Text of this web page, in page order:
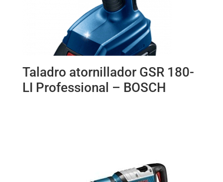
Taladro atornillador GSR 180-
LI Professional – BOSCH